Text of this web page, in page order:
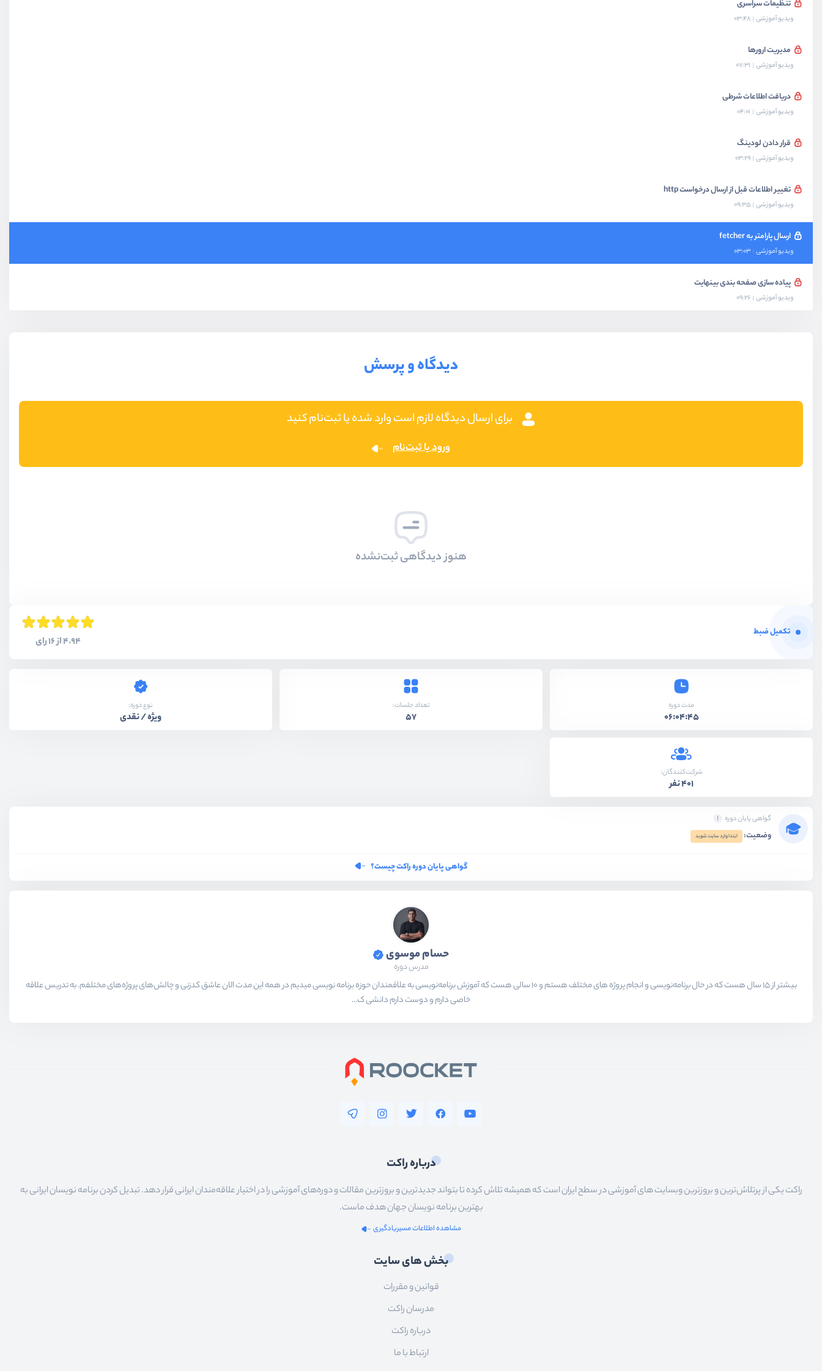
تنظیمات سراسری
ویدیو آموزشی 03:48
مدیریت ارورها
ویدیو آموزشی 07:31
دریافت اطلاعات شرطی
ویدیو آموزشی 04:01
قرار دادن لودینگ
ویدیو آموزشی 03:29
تغییر اطلاعات قبل از ارسال درخواست http
ویدیو آموزشی 09:35
ارسال پارامتر به fetcher
ویدیو آموزشی 03:03
پیاده سازی صفحه بندی بینهایت
ویدیو آموزشی 09:26
دیدگاه و پرسش
برای ارسال دیدگاه لازم است وارد شده یا ثبت‌نام کنید
ورود یا ثبت‌نام
هنوز دیدگاهی ثبت‌نشده
تکمیل ضبط
4.94 از 16 رای
مدت دوره
06:04:45
تعداد جلسات:
57
نوع دوره:
ویژه / نقدی
شرکت‌کنندگان:
401 نفر
گواهی پایان دوره
وضعیت: ابتدا وارد سایت شوید
گواهی پایان دوره راکت چیست؟
حسام موسوی
مدرس دوره
بیشتر از ۱۵ سال هست که در حال برنامه‌نویسی و انجام پروژه های مختلف هستم و ۱۰ سالی هست که آموزش برنامه‌نویسی به علاقمندان حوزه برنامه نویسی میدیم در همه این مدت الان عاشق کدزنی و چالش‌های پروژه‌های مختلفم. به تدریس علاقه
خاصی دارم و دوست دارم دانشی ک...
درباره راکت
راکت یکی از پرتلاش‌ترین و بروزترین وبسایت های آموزشی در سطح ایران است که همیشه تلاش کرده تا بتواند جدیدترین و بروزترین مقالات و دوره‌های آموزشی را در اختیار علاقه‌مندان ایرانی قرار دهد. تبدیل کردن برنامه نویسان ایرانی به
بهترین برنامه نویسان جهان هدف ماست.
مشاهده اطلاعات مسیریادگیری
بخش های سایت
قوانین و مقررات
مدرسان راکت
درباره راکت
ارتباط با ما